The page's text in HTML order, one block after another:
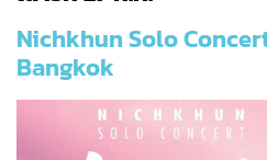
Nichkhun Solo
Bangkok